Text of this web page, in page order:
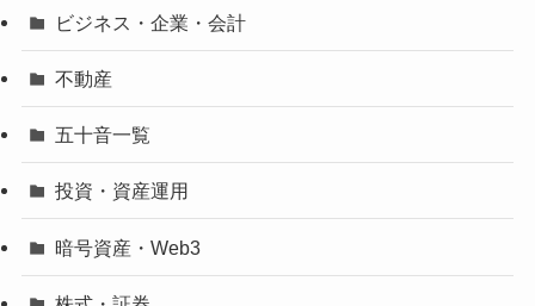
ビジネス・企業・会計
不動産
五十音一覧
投資・資産運用
暗号資産・Web3